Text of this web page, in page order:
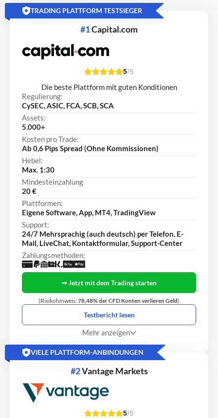
TRADING PLATTFORM TESTSIEGER
#1Capital.com
5/5
Die beste Plattform mit guten Konditionen
Regulierung:
CySEC, ASIC, FCA, SCB, SCA
Assets:
5.000+
Kosten pro Trade:
Ab 0,6 Pips Spread (Ohne Kommissionen)
Hebel:
Max. 1:30
Mindesteinzahlung
20 €
Plattformen:
Eigene Software, App, MT4, TradingView
Support:
24/7 Mehrsprachig (auch deutsch) per Telefon, E-
Mail, LiveChat, Kontaktformular, Support-Center
Zahlungsmethoden:
➞ Jetzt mit dem Trading starten
(Risikohinweis:78,48% der CFD Konten verlieren Geld)
Testbericht lesen
Mehr anzeigen
VIELE PLATTFORM-ANBINDUNGEN
#2Vantage Markets
5/5